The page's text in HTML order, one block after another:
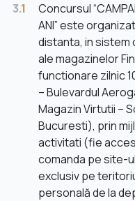
3.1
Concursul
ANI” este
distanta, in sistem
ale magazinelor
functionare zilnic
– Bulevardul
Magazin Virtutii –
Bucuresti), prin
activitati (fie
comanda pe site-
exclusiv pe
personală de la